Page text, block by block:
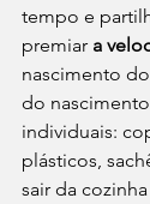
tempo e
premiar a
nascimento
do
individuais:
plásticos,
sair da